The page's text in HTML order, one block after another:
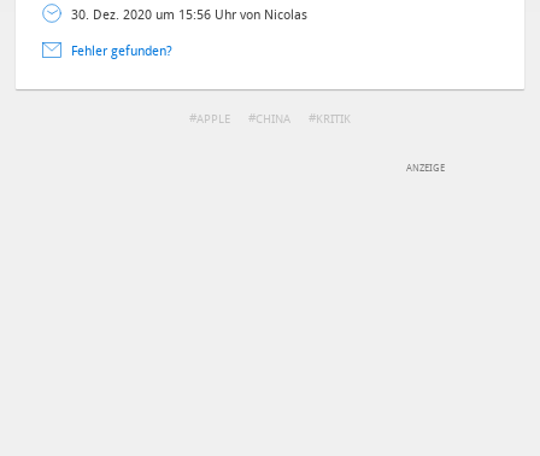
30. Dez. 2020 um 15:56 Uhr von Nicolas
Fehler gefunden?
APPLE CHINA KRITIK